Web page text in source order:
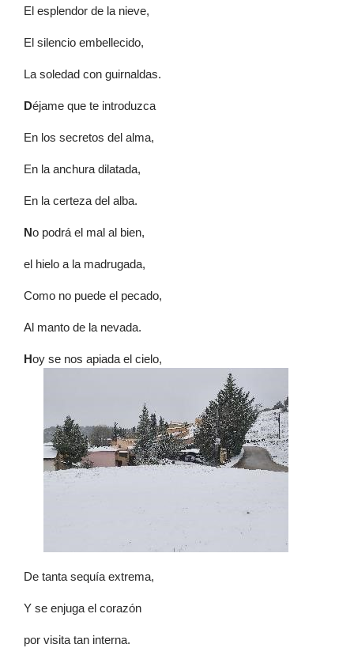
El esplendor de la nieve,
El silencio embellecido,
La soledad con guirnaldas.
Déjame que te introduzca
En los secretos del alma,
En la anchura dilatada,
En la certeza del alba.
No podrá el mal al bien,
el hielo a la madrugada,
Como no puede el pecado,
Al manto de la nevada.
Hoy se nos apiada el cielo,
De tanta sequía extrema,
Y se enjuga el corazón
por visita tan interna.